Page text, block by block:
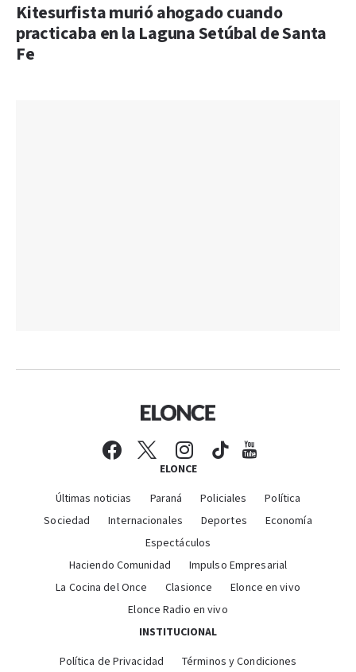
Kitesurfista murió ahogado cuando
practicaba en la Laguna Setúbal de Santa
Fe
ELONCE
Últimas noticias Paraná Policiales
Política
Sociedad
Internacionales Deportes
Economía
Espectáculos
Haciendo Comunidad
Impulso Empresarial
La Cocina del Once
Clasionce
Elonce en vivo
Elonce Radio en vivo
INSTITUCIONAL
Política de Privacidad Términos y Condiciones